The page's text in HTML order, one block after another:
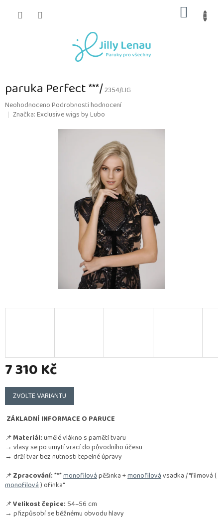
KOŠÍK
paruka Perfect ***/2354/LIG
Průměrné
hodnocení
NeohodnocenoPodrobnosti hodnocení
Značka:Exclusive wigs by Lubo
7 310 Kč
Měrná
cena:
ZVOLTE VARIANTU
ZÁKLADNÍ INFORMACE O PARUCE
📌Materiál:umělé vlákno s pamětí tvaru
→ vlasy se po umytí vrací do původního účesu
→ drží tvar bez nutnosti tepelné úpravy
📌Zpracování:***monofilovápěšinka +monofilovávsadka / "filmová (
monofilová) ofinka"
📌Velikost čepice: 54–56 cm
→ přizpůsobí se běžnému obvodu hlavy